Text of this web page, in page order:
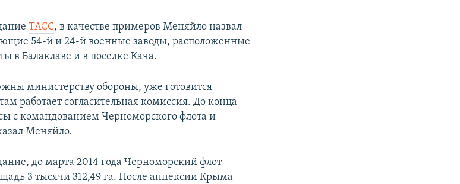
ТАСС, в качестве примеров Меняйло назвал
54-й и 24-й военные заводы, расположенные
в Балаклаве и в поселке Кача.
министерству обороны, уже готовится
работает согласительная комиссия. До конца
с командованием Черноморского флота и
Меняйло.
до марта 2014 года Черноморский флот
3 тысячи 312,49 га. После аннексии Крыма